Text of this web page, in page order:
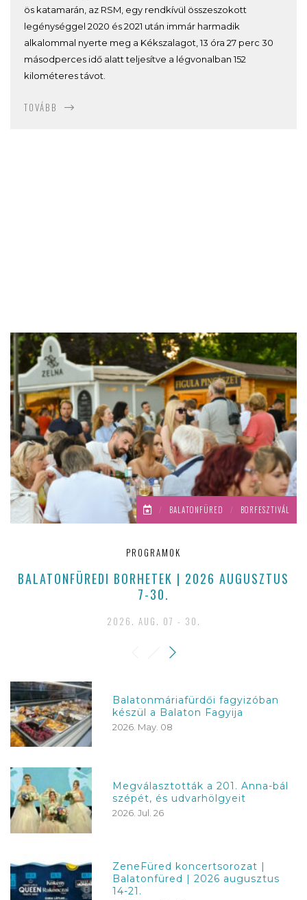
ös katamarán, az RSM, egy rendkívül összeszokott
legénységgel 2020 és 2021 után immár harmadik
alkalommal nyerte meg a Kékszalagot, 13 óra 27 perc 30
másodperces idő alatt teljesítve a légvonalban 152
kilométeres távot.
TOVÁBB
/ BALATONFÜRED / BORFESZTIVÁL
PROGRAMOK
BALATONFÜREDI BORHETEK | 2026 AUGUSZTUS
7-30.
2026. AUG. 07 - 30.
Balatonmáriafürdői fagyizóban
készül a Balaton Fagyija
2026. May. 08
Megválasztották a 201. Anna-bál
szépét, és udvarhölgyeit
2026. Jul. 26
ZeneFüred koncertsorozat |
Balatonfüred | 2026 augusztus
14-21.